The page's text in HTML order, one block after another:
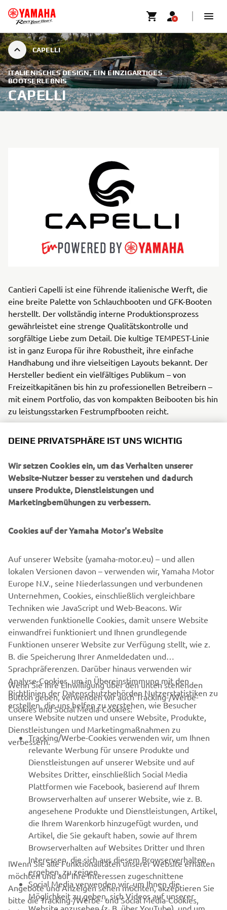
CAPELLI
ITALIENISCHES DESIGN, EIN EINZIGARTIGES
BOOTSERLEBNIS
CAPELLI
Cantieri Capelli ist eine führende italienische Werft, die
eine breite Palette von Schlauchbooten und GFK-Booten
herstellt. Der vollständig interne Produktionsprozess
gewährleistet eine strenge Qualitätskontrolle und
sorgfältige Liebe zum Detail. Die kultige TEMPEST-Linie
ist in ganz Europa für ihre Robustheit, ihre einfache
Handhabung und ihre vielseitigen Layouts bekannt. Der
Hersteller bedient ein vielfältiges Publikum – von
Freizeitkapitänen bis hin zu professionellen Betreibern –
mit einem Portfolio, das von kompakten Beibooten bis hin
zu leistungsstarken Festrumpfbooten reicht.
Jedes Modell vereint italienischen Stil mit zuverlässiger
beim Tauchen
oder bei anspruchsvollen professionellen Aufgaben.
Angetrieben von Forschung und Entwicklung und
modernster
globale Bootserlebnis
zu verbessern.
1
OFFIZIELLE WEBSITE VON CAPELLI
UNTERNEHMEN
B2B
MEHR YAMAHA
SUPPORT
NEWSLETTER
Erfahre als Erster von den neuesten Angeboten,
Sonderveranstaltungen, Neuerscheinungen und vielem mehr.
ABONNIEREN
DEINE PRIVATSPHÄRE IST UNS WICHTIG
Wir setzen Cookies ein, um das Verhalten unserer
Website-Nutzer besser zu verstehen und dadurch
unsere Produkte, Dienstleistungen und
Marketingbemühungen zu verbessern.
Cookies auf der Yamaha Motor's Website
Auf unserer Website (yamaha-motor.eu) – und allen
lokalen Versionen davon – verwenden wir, Yamaha Motor
Europe N.V., seine Niederlassungen und verbundenen
Unternehmen, Cookies, einschließlich vergleichbare
Techniken wie JavaScript und Web-Beacons. Wir
verwenden funktionelle Cookies, damit unsere Website
einwandfrei funktioniert und Ihnen grundlegende
Funktionen unserer Website zur Verfügung stellt, wie z.
B. die Speicherung Ihrer Anmeldedaten und
Sprachpräferenzen. Darüber hinaus verwenden wir
Analyse-Cookies, um in Übereinstimmung mit den
Richtlinien der Datenschutzbehörden Nutzerstatistiken zu
erstellen, die uns helfen zu verstehen, wie Besucher
unsere Website nutzen und unsere Website, Produkte,
Dienstleistungen und Marketingmaßnahmen zu
verbessern.
Wenn Sie Ihre Einwilligung über den unten stehenden
Button geben, verwenden wir auch Tracking-/Werbe-
Cookies und Social Media-Cookies:
Tracking/Werbe-Cookies verwenden wir, um Ihnen
relevante Werbung für unsere Produkte und
Dienstleistungen auf unserer Website und auf
Websites Dritter, einschließlich Social Media
Plattformen wie Facebook, basierend auf Ihrem
Browserverhalten auf unserer Website, wie z. B.
angesehene Produkte und Dienstleistungen, Artikel,
die Ihrem Warenkorb hinzugefügt wurden, und
Artikel, die Sie gekauft haben, sowie auf Ihrem
Browserverhalten auf Websites Dritter und Ihren
Interessen, die sich aus diesem Browserverhalten
ergeben, zu zeigen.
Social Media verwenden wir, um Ihnen die
Möglichkeit zu geben, sich Videos auf unserer
Website anzusehen (z. B. über YouTube), und um
IWenn Sie alle Funktionalitäten unserer Website erhalten
möchten und auf Ihre Interessen zugeschnittene
Angebote und Anzeigen sehen möchten, akzeptieren Sie
bitte die Tracking-/Werbe- und Social Media-Cookies,